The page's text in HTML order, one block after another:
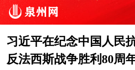
习近平在纪念中国人民
反法西斯战争胜利80周